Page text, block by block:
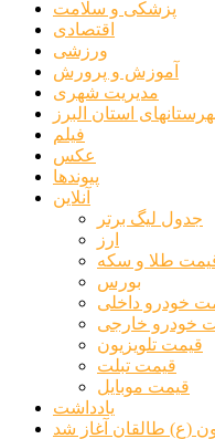
پزشکی و سلامت
اقتصادی
ورزشی
آموزش و پرورش
مدیریت شهری
استان البرز
فیلم
عکس
پیوندها
آنلاین
جدول لیگ برتر
ارز
طلا و سکه
بورس
خودرو داخلی
خودرو خارجی
قیمت تلویزیون
قیمت تبلت
قیمت موبایل
یادداشت
(ع) طالقان آغاز شد